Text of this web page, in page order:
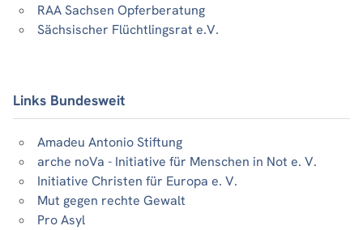
RAA Sachsen Opferberatung
Sächsischer Flüchtlingsrat e.V.
Links Bundesweit
Amadeu Antonio Stiftung
arche noVa - Initiative für Menschen in Not e. V.
Initiative Christen für Europa e. V.
Mut gegen rechte Gewalt
Pro Asyl